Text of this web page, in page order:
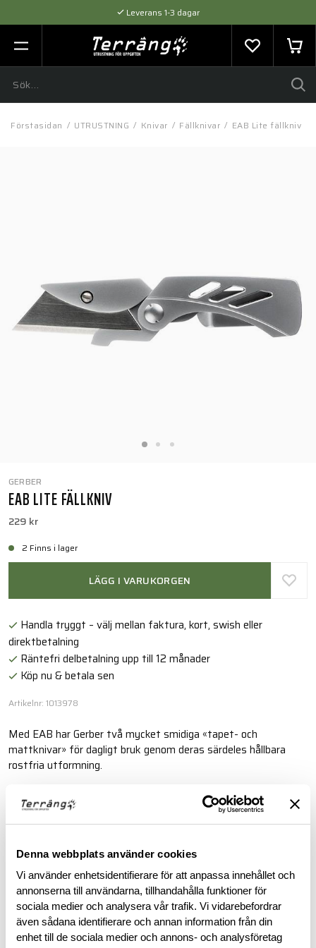
Denna webbplats använder cookies
Vi använder enhetsidentifierare för att anpassa innehållet och
annonserna till användarna, tillhandahålla funktioner för
sociala medier och analysera vår trafik. Vi vidarebefordrar
även sådana identifierare och annan information från din
enhet till de sociala medier och annons- och analysföretag
Leverans 1-3 dagar
Flexibel betalning med SVEA
Expertråd & Kvalitetsprodukter
Förstasidan / UTRUSTNING / Knivar / Fällknivar / EAB Lite fällkniv
GERBER
EAB LITE FÄLLKNIV
229 kr
2 Finns i lager
LÄGG I VARUKORGEN
Handla tryggt – välj mellan faktura, kort, swish eller
direktbetalning
Räntefri delbetalning upp till 12 månader
Köp nu & betala sen
Artikelnr: 1013978
Med EAB har Gerber två mycket smidiga «tapet- och
mattknivar» för dagligt bruk genom deras särdeles hållbara
rostfria utformning.
BESKRIVNING
RECENSIONER
OM VARUMÄRKET